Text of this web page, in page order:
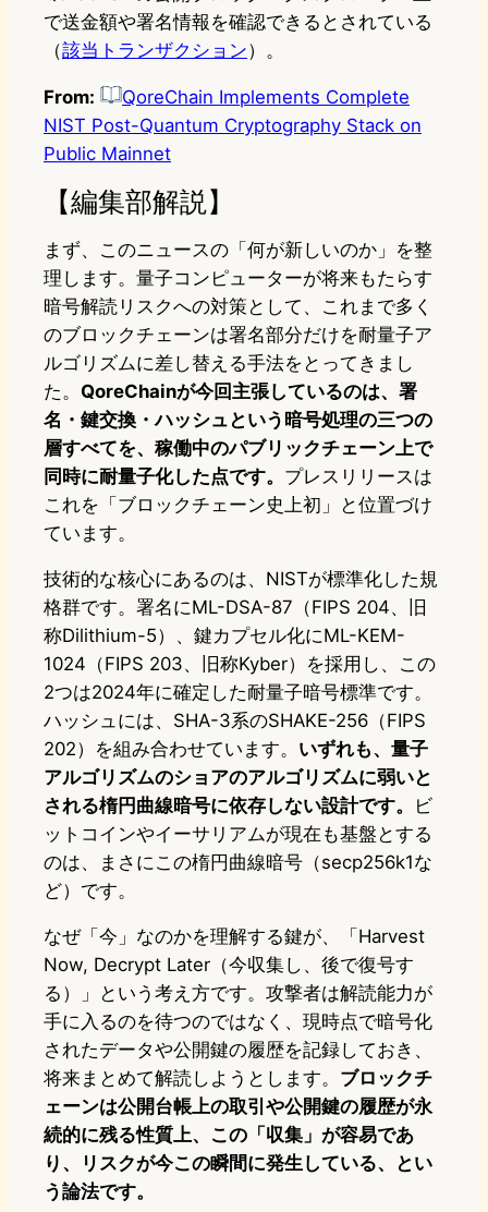
で送金額や署名情報を確認できるとされている
（該当トランザクション）。
From:
QoreChain Implements Complete
NIST Post-Quantum Cryptography Stack on
Public Mainnet
【編集部解説】
まず、このニュースの「何が新しいのか」を整
理します。量子コンピューターが将来もたらす
暗号解読リスクへの対策として、これまで多く
のブロックチェーンは署名部分だけを耐量子ア
ルゴリズムに差し替える手法をとってきまし
た。 QoreChainが今回主張しているのは、署
名・鍵交換・ハッシュという暗号処理の三つの
層すべてを、稼働中のパブリックチェーン上で
同時に耐量子化した点です。 プレスリリースは
これを「ブロックチェーン史上初」と位置づけ
ています。
技術的な核心にあるのは、NISTが標準化した規
格群です。署名にML-DSA-87（FIPS 204、旧
称Dilithium-5）、鍵カプセル化にML-KEM-
1024（FIPS 203、旧称Kyber）を採用し、この
2つは2024年に確定した耐量子暗号標準です。
ハッシュには、SHA-3系のSHAKE-256（FIPS
202）を組み合わせています。 いずれも、量子
アルゴリズムのショアのアルゴリズムに弱いと
される楕円曲線暗号に依存しない設計です。
ビ
ットコインやイーサリアムが現在も基盤とする
のは、まさにこの楕円曲線暗号（secp256k1な
ど）です。
なぜ「今」なのかを理解する鍵が、「Harvest
Now, Decrypt Later（今収集し、後で復号す
る）」という考え方です。攻撃者は解読能力が
手に入るのを待つのではなく、現時点で暗号化
されたデータや公開鍵の履歴を記録しておき、
将来まとめて解読しようとします。 ブロックチ
ェーンは公開台帳上の取引や公開鍵の履歴が永
続的に残る性質上、この「収集」が容易であ
り、リスクが今この瞬間に発生している、とい
う論法です。